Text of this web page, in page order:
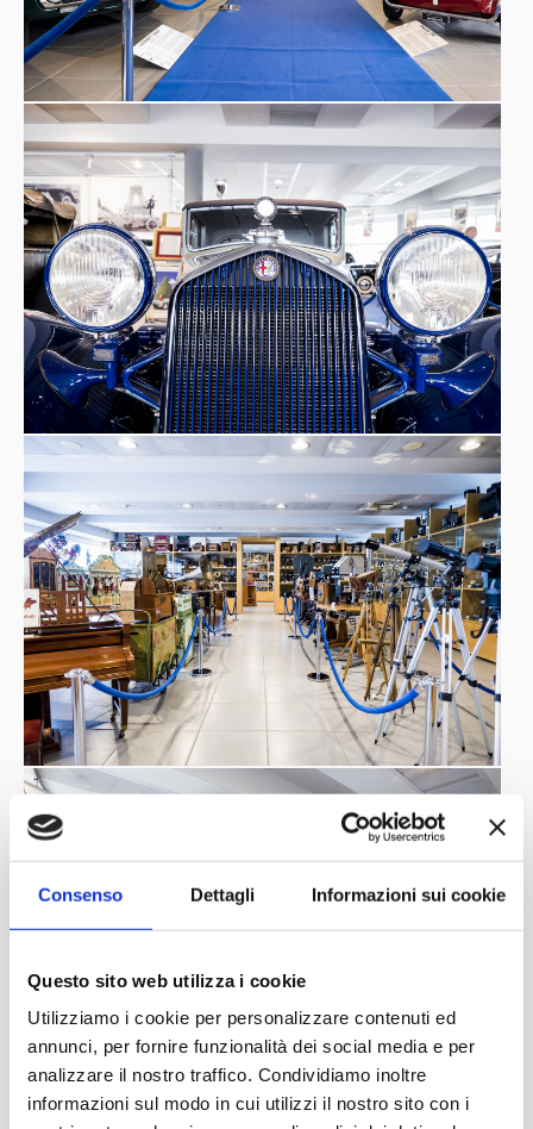
Consenso Dettagli Informazioni sui cookie
Questo sito web utilizza i cookie
Utilizziamo i cookie per personalizzare contenuti ed
annunci, per fornire funzionalità dei social media e per
analizzare il nostro traffico. Condividiamo inoltre
informazioni sul modo in cui utilizzi il nostro sito con i